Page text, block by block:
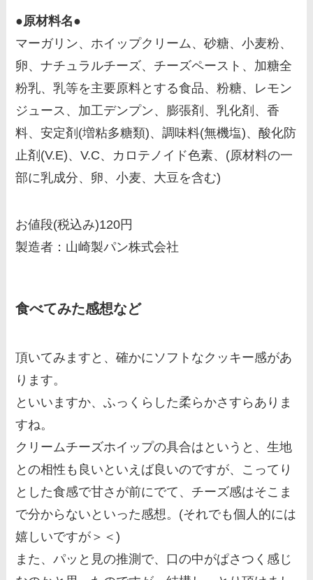
●原材料名●
マーガリン、ホイップクリーム、砂糖、小麦粉、
卵、ナチュラルチーズ、チーズペースト、加糖全
粉乳、乳等を主要原料とする食品、粉糖、レモン
ジュース、加工デンプン、膨張剤、乳化剤、香
料、安定剤(増粘多糖類)、調味料(無機塩)、酸化防
止剤(V.E)、V.C、カロテノイド色素、(原材料の一
部に乳成分、卵、小麦、大豆を含む)
お値段(税込み)120円
製造者：山崎製パン株式会社
食べてみた感想など
頂いてみますと、確かにソフトなクッキー感があ
ります。
といいますか、ふっくらした柔らかさすらありま
すね。
クリームチーズホイップの具合はというと、生地
との相性も良いといえば良いのですが、こってり
とした食感で甘さが前にでて、チーズ感はそこま
で分からないといった感想。(それでも個人的には
嬉しいですが＞＜)
また、パッと見の推測で、口の中がぱさつく感じ